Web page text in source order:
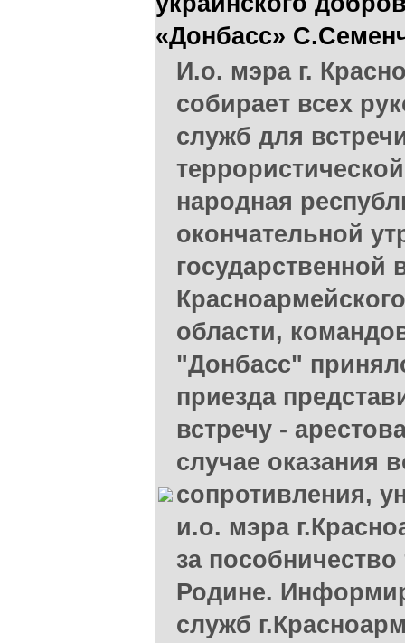
«Донбасс»
И.о. мэра г.
собирает всех
служб для
народная
окончательной
государственной
области,
"Донбасс"
приезда
встречу -
случае оказания
сопротивления,
и.о. мэра
за
Родине.
служб